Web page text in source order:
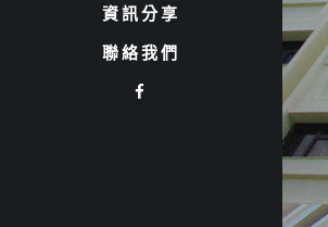
資訊分享
聯絡我們